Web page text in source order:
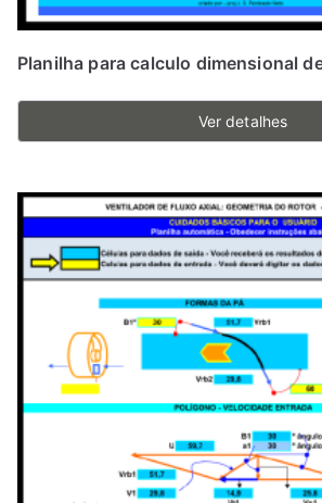
Planilha para calculo dimensional
Ver detalhes